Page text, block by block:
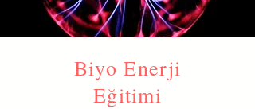
Biyo Enerji
Eğitimi